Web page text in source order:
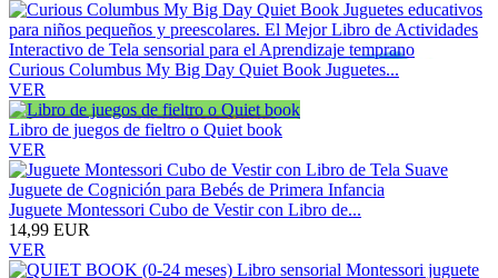
Curious Columbus My Big Day Quiet Book Juguetes...
VER
Libro de juegos de fieltro o Quiet book
VER
Juguete Montessori Cubo de Vestir con Libro de...
14,99 EUR
VER